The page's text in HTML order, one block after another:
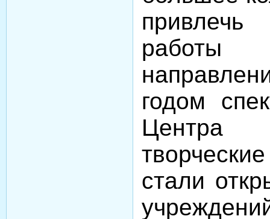
годом
Центра
стали